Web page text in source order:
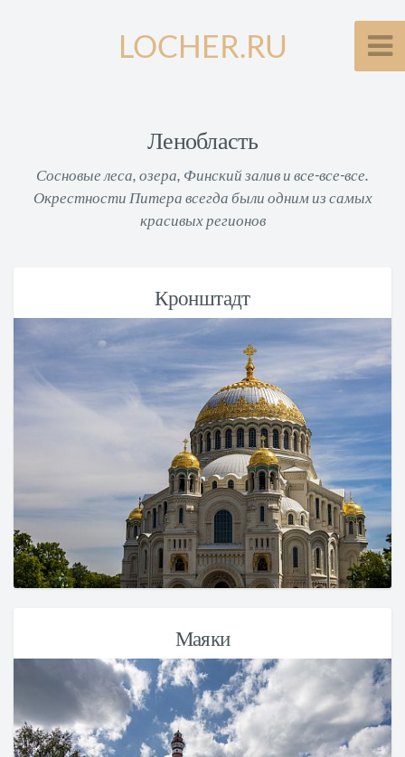
LOCHER.RU
Ленобласть
Сосновые леса, озера, Финский залив и все-все-все.
Окрестности Питера всегда были одним из самых
красивых регионов
Кронштадт
Маяки